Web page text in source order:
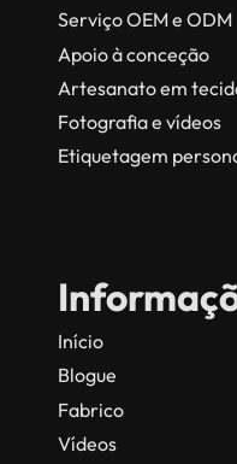
Serviço OEM e ODM
Apoio à conceção
Artesanato em
Fotografia e vídeos
Etiquetagem
Início
Blogue
Fabrico
Vídeos